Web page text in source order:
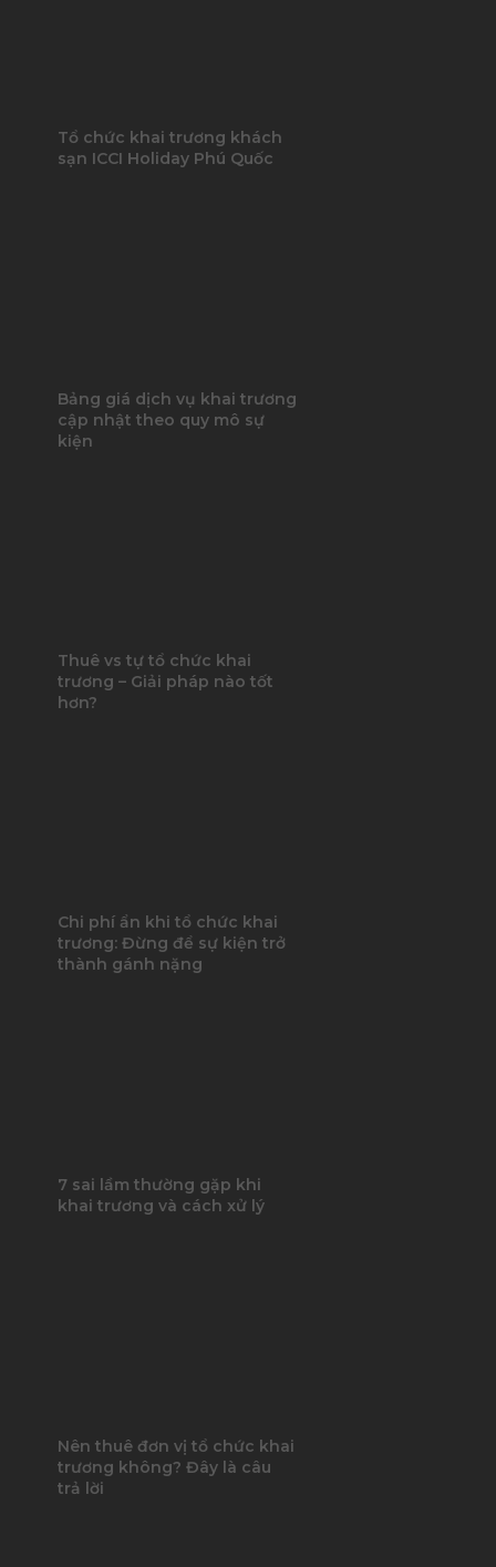
Tổ chức khai trương khách
sạn ICCI Holiday Phú Quốc
Bảng giá dịch vụ khai trương
cập nhật theo quy mô sự
kiện
Thuê vs tự tổ chức khai
trương – Giải pháp nào tốt
hơn?
Chi phí ẩn khi tổ chức khai
trương: Đừng để sự kiện trở
thành gánh nặng
7 sai lầm thường gặp khi
khai trương và cách xử lý
Nên thuê đơn vị tổ chức khai
trương không? Đây là câu
trả lời